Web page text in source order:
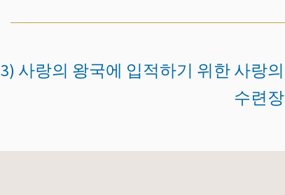
3) 사랑의 왕국에 입적하기 위한 사랑의
수련장